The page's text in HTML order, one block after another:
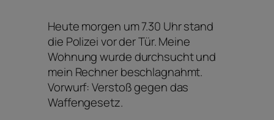
Heute morgen um 7.30 Uhr stand
die Polizei vor der Tür. Meine
Wohnung wurde durchsucht und
mein Rechner beschlagnahmt.
Vorwurf: Verstoß gegen das
Waffengesetz.